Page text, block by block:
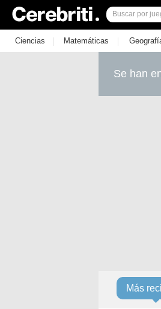
Ciencias | Matemáticas |
Se han
Más